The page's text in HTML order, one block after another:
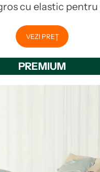
cu elastic pentru
VEZI PREȚ
PREMIUM